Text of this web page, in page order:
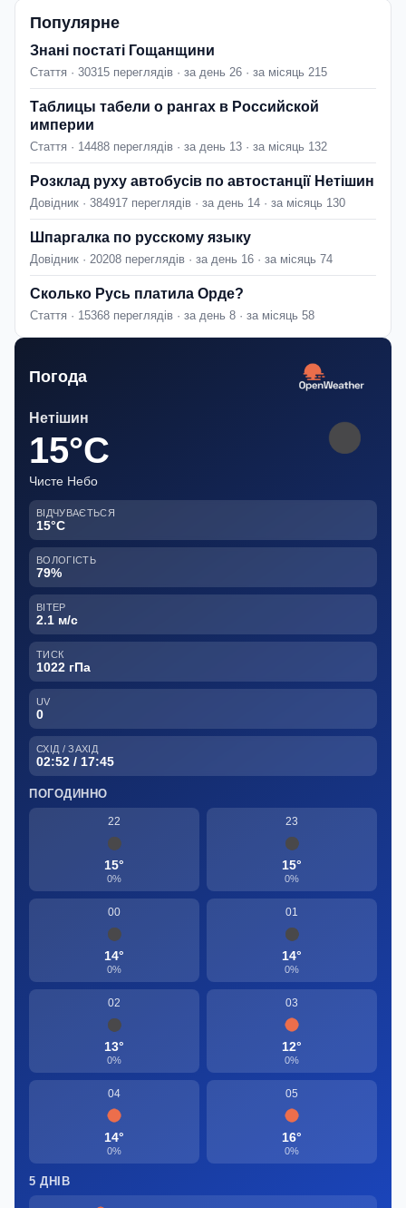
Популярне
Знані постаті Гощанщини
Стаття · 30315 переглядів · за день 26 · за місяць 215
Таблицы табели о рангах в Российской
империи
Стаття · 14488 переглядів · за день 13 · за місяць 132
Розклад руху автобусів по автостанції Нетішин
Довідник · 384917 переглядів · за день 14 · за місяць 130
Шпаргалка по русскому языку
Довідник · 20208 переглядів · за день 16 · за місяць 74
Сколько Русь платила Орде?
Стаття · 15368 переглядів · за день 8 · за місяць 58
Погода
Нетішин
15°C
Чисте Небо
ВІДЧУВАЄТЬСЯ
15°C
ВОЛОГІСТЬ
79%
ВІТЕР
2.1 м/с
ТИСК
1022 гПа
UV
0
СХІД / ЗАХІД
02:52 / 17:45
ПОГОДИННО
22
15°
0%
23
15°
0%
00
14°
0%
01
14°
0%
02
13°
0%
03
12°
0%
04
14°
0%
05
16°
0%
5 ДНІВ